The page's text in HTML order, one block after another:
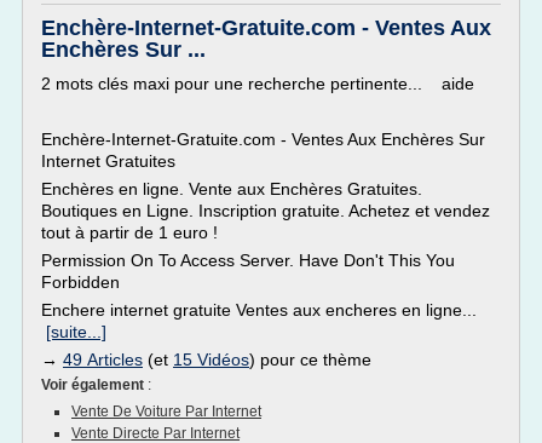
Enchère-Internet-Gratuite.com - Ventes Aux
Enchères Sur ...
2 mots clés maxi pour une recherche pertinente... aide
Enchère-Internet-Gratuite.com - Ventes Aux Enchères Sur
Internet Gratuites
Enchères en ligne. Vente aux Enchères Gratuites.
Boutiques en Ligne. Inscription gratuite. Achetez et vendez
tout à partir de 1 euro !
Permission On To Access Server. Have Don't This You
Forbidden
Enchere internet gratuite Ventes aux encheres en ligne...
[suite...]
→ 49 Articles (et 15 Vidéos) pour ce thème
Voir également :
Vente De Voiture Par Internet
Vente Directe Par Internet